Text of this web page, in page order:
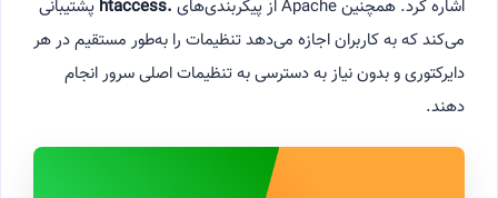
اشاره کرد. همچنین Apache از پیکربندی‌های
.htaccess
پشتیبانی
می‌کند که به کاربران اجازه می‌دهد تنظیمات را به‌طور مستقیم در هر
دایرکتوری و بدون نیاز به دسترسی به تنظیمات اصلی سرور انجام
دهند.